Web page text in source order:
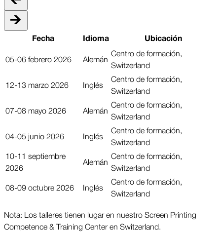
Fecha Idioma Ubicación
05-06 febrero 2026 Alemán Centro de formación,
Switzerland
12-13 marzo 2026
Inglés
Centro de formación,
Switzerland
07-08 mayo 2026
Alemán Centro de formación,
Switzerland
04-05 junio 2026
Inglés
Centro de formación,
Switzerland
10-11 septiembre
2026
Alemán Centro de formación,
Switzerland
08-09 octubre 2026
Inglés
Centro de formación,
Switzerland
Nota: Los talleres tienen lugar en nuestro Screen Printing
Competence & Training Center en Switzerland.